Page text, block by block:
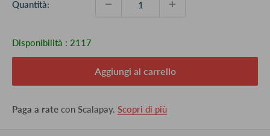
Quantità:
Disponibilità : 2117
Aggiungi al carrello
Paga a rate con Scalapay. Scopri di più